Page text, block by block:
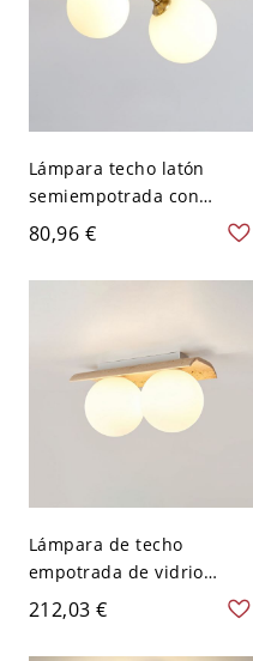
Lámpara techo latón
semiempotrada con
pantalla vidrio hacia
abajo - 110 A 120 V Blanco
leche
80,96 €
Lámpara de techo
empotrada de vidrio
blanco con globo de
mármol caqui y material
de piedra - 110 A 120 V
212,03 €